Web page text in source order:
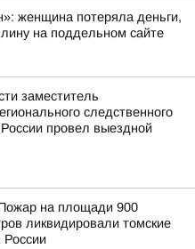
женщина потеряла деньги,
на поддельном сайте
заместитель
следственного
провел выездной
на площади 900
ликвидировали томские